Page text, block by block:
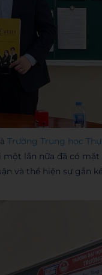
Trường Trung học
một lần nữa đã có
và thể hiện sự gắn